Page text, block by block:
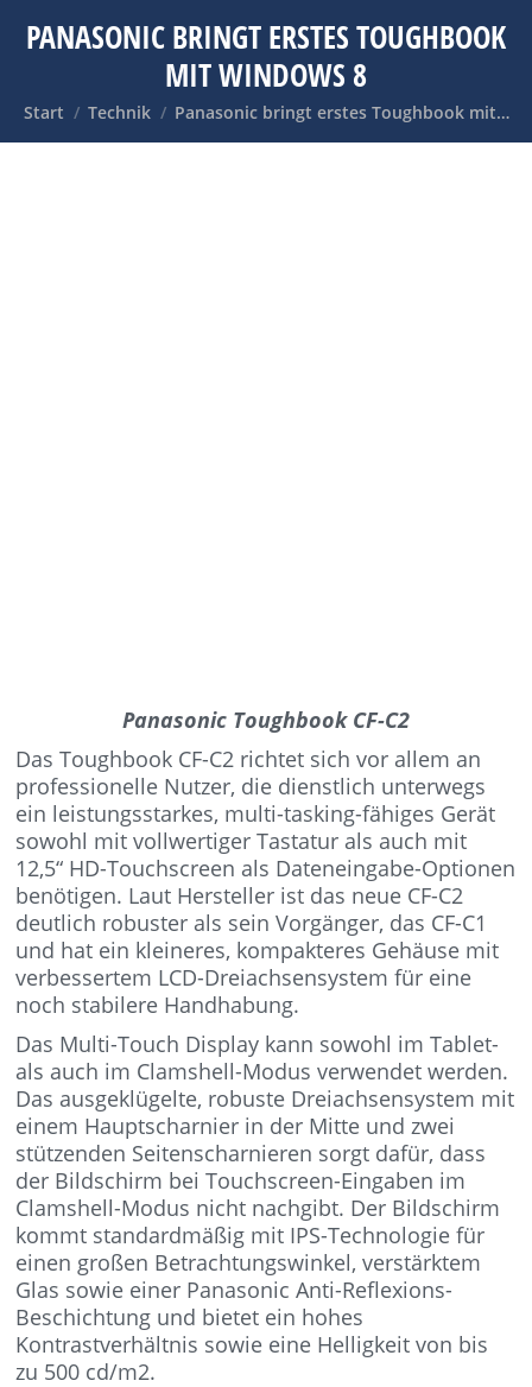
PANASONIC BRINGT ERSTES TOUGHBOOK
MIT WINDOWS 8
Sie befinden sich hier:
Start Technik Panasonic bringt erstes Toughbook mit…
Panasonic Toughbook CF-C2
Das Toughbook CF-C2 richtet sich vor allem an
professionelle Nutzer, die dienstlich unterwegs
ein leistungsstarkes, multi-tasking-fähiges Gerät
sowohl mit vollwertiger Tastatur als auch mit
12,5“ HD-Touchscreen als Dateneingabe-Optionen
benötigen. Laut Hersteller ist das neue CF-C2
deutlich robuster als sein Vorgänger, das CF-C1
und hat ein kleineres, kompakteres Gehäuse mit
verbessertem LCD-Dreiachsensystem für eine
noch stabilere Handhabung.
Das Multi-Touch Display kann sowohl im Tablet-
als auch im Clamshell-Modus verwendet werden.
Das ausgeklügelte, robuste Dreiachsensystem mit
einem Hauptscharnier in der Mitte und zwei
stützenden Seitenscharnieren sorgt dafür, dass
der Bildschirm bei Touchscreen-Eingaben im
Clamshell-Modus nicht nachgibt. Der Bildschirm
kommt standardmäßig mit IPS-Technologie für
einen großen Betrachtungswinkel, verstärktem
Glas sowie einer Panasonic Anti-Reflexions-
Beschichtung und bietet ein hohes
Kontrastverhältnis sowie eine Helligkeit von bis
zu 500 cd/m2.